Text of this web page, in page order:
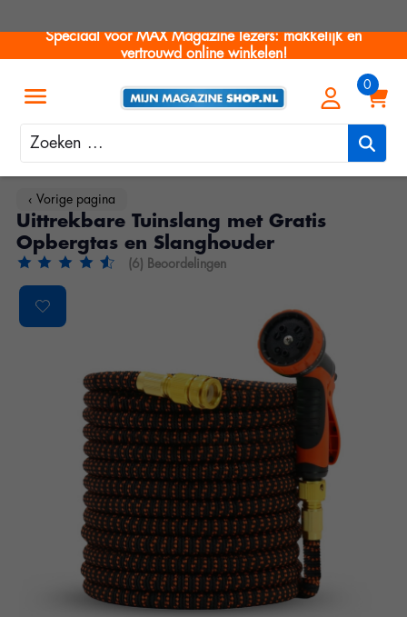
Speciaal voor MAX Magazine lezers: makkelijk en
vertrouwd online winkelen!
Zoeken
‹ Vorige pagina
Uittrekbare Tuinslang met Gratis
Opbergtas en Slanghouder
De beoordeling van dit product is4.65
(6) Beoordelingen
Product image slideshow Items